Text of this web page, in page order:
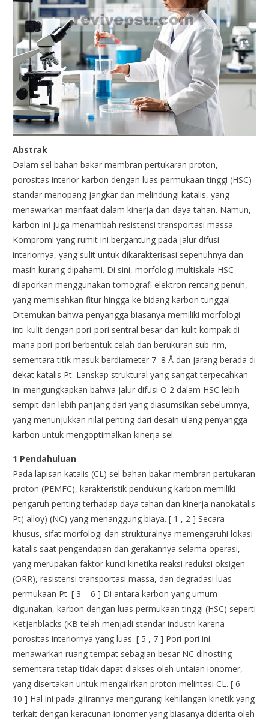
Abstrak
Dalam sel bahan bakar membran pertukaran proton,
porositas interior karbon dengan luas permukaan tinggi (HSC)
standar menopang jangkar dan melindungi katalis, yang
menawarkan manfaat dalam kinerja dan daya tahan. Namun,
karbon ini juga menambah resistensi transportasi massa.
Kompromi yang rumit ini bergantung pada jalur difusi
interiornya, yang sulit untuk dikarakterisasi sepenuhnya dan
masih kurang dipahami. Di sini, morfologi multiskala HSC
dilaporkan menggunakan tomografi elektron rentang penuh,
yang memisahkan fitur hingga ke bidang karbon tunggal.
Ditemukan bahwa penyangga biasanya memiliki morfologi
inti-kulit dengan pori-pori sentral besar dan kulit kompak di
mana pori-pori berbentuk celah dan berukuran sub-nm,
sementara titik masuk berdiameter 7–8 Å dan jarang berada di
dekat katalis Pt. Lanskap struktural yang sangat terpecahkan
ini mengungkapkan bahwa jalur difusi O 2 dalam HSC lebih
sempit dan lebih panjang dari yang diasumsikan sebelumnya,
yang menunjukkan nilai penting dari desain ulang penyangga
karbon untuk mengoptimalkan kinerja sel.
1 Pendahuluan
Pada lapisan katalis (CL) sel bahan bakar membran pertukaran
proton (PEMFC), karakteristik pendukung karbon memiliki
pengaruh penting terhadap daya tahan dan kinerja nanokatalis
Pt(-alloy) (NC) yang menanggung biaya. [ 1 , 2 ] Secara
khusus, sifat morfologi dan strukturalnya memengaruhi lokasi
katalis saat pengendapan dan gerakannya selama operasi,
yang merupakan faktor kunci kinetika reaksi reduksi oksigen
(ORR), resistensi transportasi massa, dan degradasi luas
permukaan Pt. [ 3 – 6 ] Di antara karbon yang umum
digunakan, karbon dengan luas permukaan tinggi (HSC) seperti
Ketjenblacks (KB telah menjadi standar industri karena
porositas interiornya yang luas. [ 5 , 7 ] Pori-pori ini
menawarkan ruang tempat sebagian besar NC dihosting
sementara tetap tidak dapat diakses oleh untaian ionomer,
yang disertakan untuk mengalirkan proton melintasi CL. [ 6 –
10 ] Hal ini pada gilirannya mengurangi kehilangan kinetik yang
terkait dengan keracunan ionomer yang biasanya diderita oleh